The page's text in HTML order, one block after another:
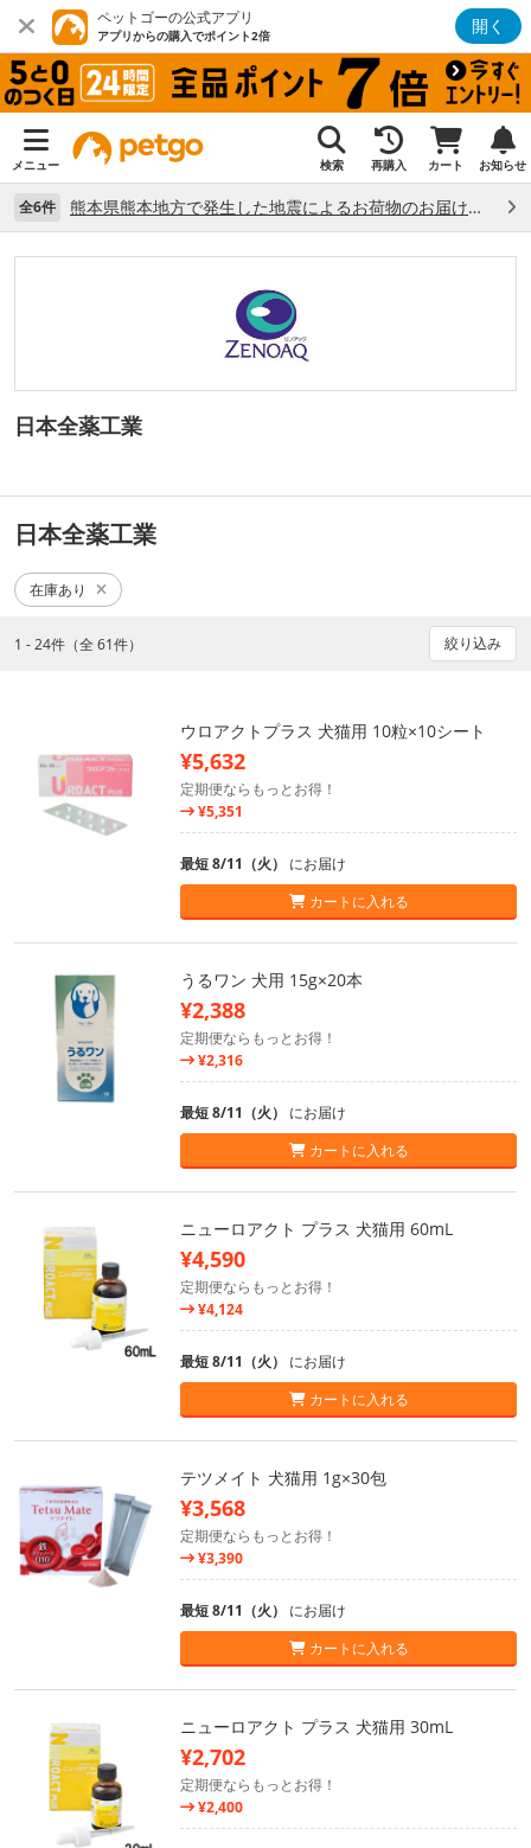
ペットゴーの公式アプリ
アプリからの購入でポイント2倍 開く
メニュー 検索 再購入 カート お知らせ
全6件 熊本県熊本地方で発生した地震によるお荷物のお届け状況について （7/28）
日本全薬工業
日本全薬工業
在庫あり
1 - 24件（全 61件） 絞り込み
ウロアクトプラス 犬猫用 10粒×10シート
¥5,632
定期便ならもっとお得！
¥5,351
最短 8/11（火） にお届け
カートに入れる
うるワン 犬用 15g×20本
¥2,388
定期便ならもっとお得！
¥2,316
最短 8/11（火） にお届け
カートに入れる
ニューロアクト プラス 犬猫用 60mL
¥4,590
定期便ならもっとお得！
¥4,124
最短 8/11（火） にお届け
カートに入れる
テツメイト 犬猫用 1g×30包
¥3,568
定期便ならもっとお得！
¥3,390
最短 8/11（火） にお届け
カートに入れる
ニューロアクト プラス 犬猫用 30mL
¥2,702
定期便ならもっとお得！
¥2,400